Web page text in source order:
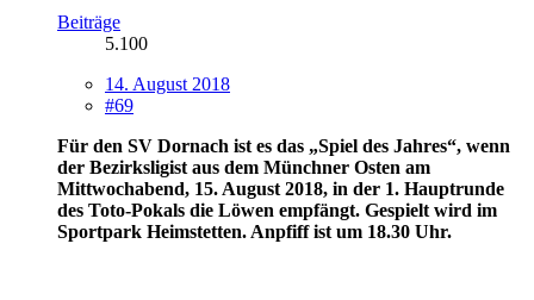
Beiträge
5.100
14. August 2018
#69
Für den SV Dornach ist es das „Spiel des Jahres“, wenn
der Bezirksligist aus dem Münchner Osten am
Mittwochabend, 15. August 2018, in der 1. Hauptrunde
des Toto-Pokals die Löwen empfängt. Gespielt wird im
Sportpark Heimstetten. Anpfiff ist um 18.30 Uhr.